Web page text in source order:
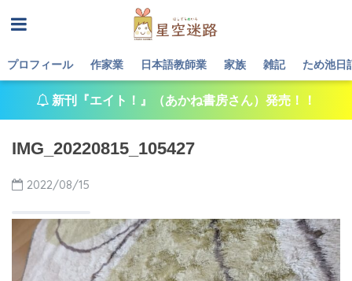
プロフィール 作家業 日本語教師業 家族 雑記 ため池日
新刊『エイト！』（あかね書房さん）発売！！
IMG_20220815_105427
2022/08/15